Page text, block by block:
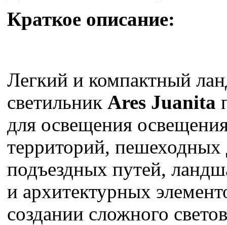
Краткое описание:
Легкий и компактный
светильник Ares Juanita
для освещения
территорий, пешеходных
подъездных путей,
и архитектурных
создании сложного